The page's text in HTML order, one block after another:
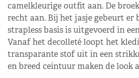
camelkleurige outfit aan. De
recht aan. Bij het jasje gebeurt er
strapless basis is uitgevoerd in
Vanaf het decolleté loopt het
transparante stof uit in een
en breed ceintuur maken de look